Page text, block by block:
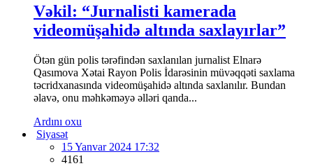
Vəkil: “Jurnalisti kamerada
videomüşahidə altında saxlayırlar”
Ötən gün polis tərəfindən saxlanılan jurnalist Elnarə
Qasımova Xətai Rayon Polis İdarəsinin müvəqqəti saxlama
təcridxanasında videomüşahidə altında saxlanılır. Bundan
əlavə, onu məhkəməyə əlləri qanda...
Ardını oxu
Siyasət
15 Yanvar 2024 17:32
4161